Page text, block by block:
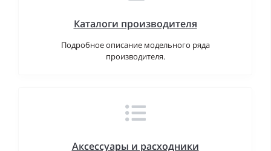
Каталоги производителя
Подробное описание модельного ряда
производителя.
Аксессуары и расходники